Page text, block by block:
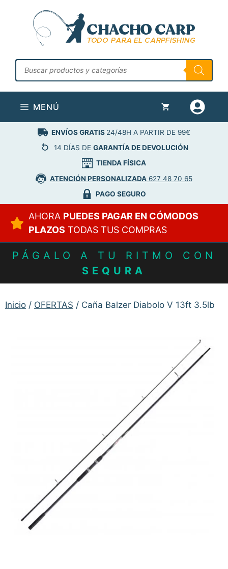
contenido
Búsqueda
de
productos
MENÚ
ENVÍOS GRATIS 24/48H A PARTIR DE 99€
14 DÍAS DE GARANTÍA DE DEVOLUCIÓN
TIENDA FÍSICA
ATENCIÓN PERSONALIZADA627 48 70 65
PAGO SEGURO
AHORA PUEDES PAGAR EN CÓMODOS
PLAZOS TODAS TUS COMPRAS
PÁGALO A TU RITMO CON
SEQURA
Inicio / OFERTAS / Caña Balzer Diabolo V 13ft 3.5lb